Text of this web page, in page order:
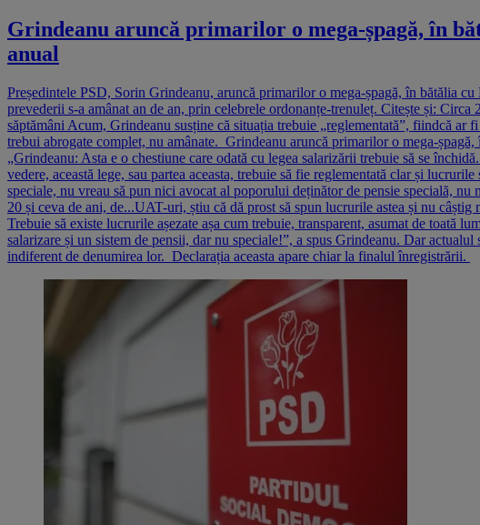
Grindeanu aruncă primarilor o mega-șpagă, în
anual
Președintele PSD, Sorin Grindeanu, aruncă primarilor o mega-șpagă, în bătălia
prevederii s-a amânat an de an, prin celebrele ordonanțe-trenuleț. Citește și:
săptămâni Acum, Grindeanu susține că situația trebuie „reglementată”, fiindcă
trebui abrogate complet, nu amânate. Grindeanu aruncă primarilor o mega-
„Grindeanu: Asta e o chestiune care odată cu legea salarizării trebuie să se
vedere, această lege, sau partea aceasta, trebuie să fie reglementată clar și
speciale, nu vreau să pun nici avocat al poporului deținător de pensie specială,
20 și ceva de ani, de...UAT-uri, știu că dă prost să spun lucrurile astea și nu
Trebuie să existe lucrurile așezate așa cum trebuie, transparent, asumat de toată
salarizare și un sistem de pensii, dar nu speciale!”, a spus Grindeanu. Dar
indiferent de denumirea lor. Declarația aceasta apare chiar la finalul înregistrării.